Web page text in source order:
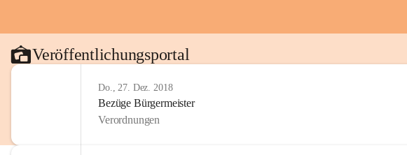
Veröffentlichungsportal
Do., 27. Dez. 2018
Bezüge Bürgermeister
Verordnungen